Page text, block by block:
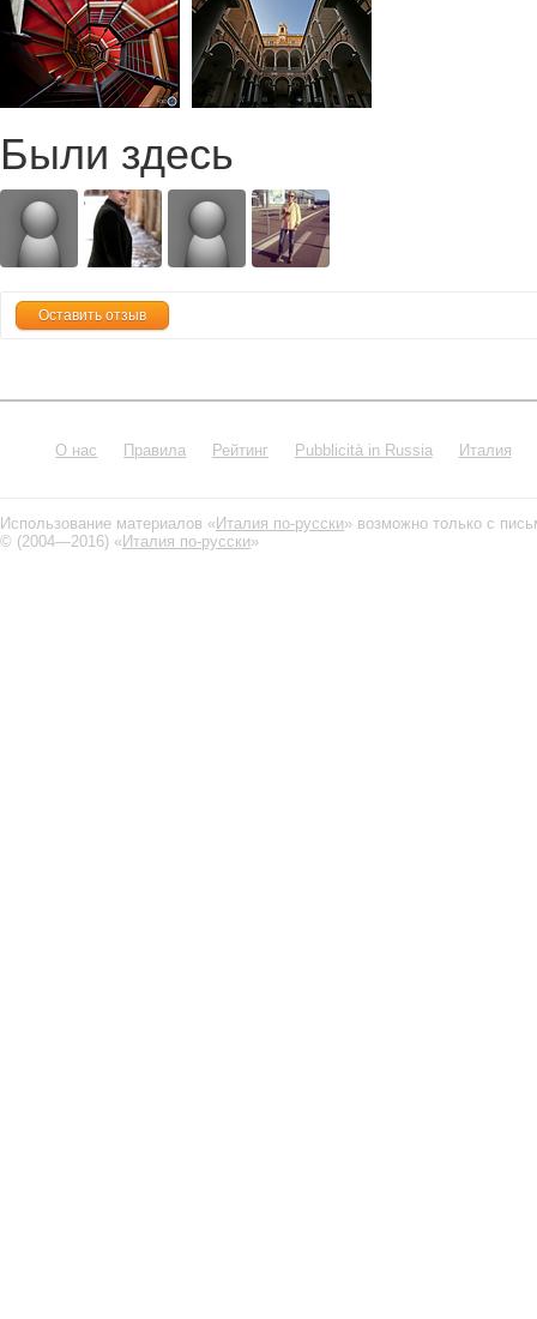
Были здесь
Оставить отзыв
О нас Правила Рейтинг Pubblicità in Russia Италия
Использование материалов «Италия по-русски» возможно только с
© (2004—2016) «Италия по-русски»